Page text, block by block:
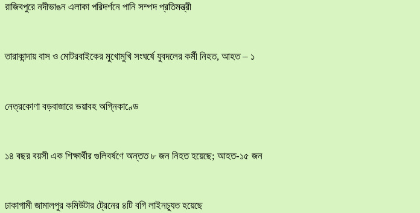
রাজিবপুরে নদীভাঙন এলাকা পরিদর্শনে পানি সম্পদ প্রতিমন্ত্রী
তারাকান্দায় বাস ও মোটরবাইকের মুখোমুখি সংঘর্ষে যুবদলের কর্মী নিহত, আহত – ১
নেত্রকোণা বড়বাজারে ভয়াবহ অগ্নিকাণ্ডে
১৪ বছর বয়সী এক শিক্ষার্থীর গুলিবর্ষণে অন্তত ৮ জন নিহত হয়েছে; আহত-১৫ জন
ঢাকাগামী জামালপুর কমিউটার ট্রেনের ৪টি বগি লাইনচ্যুত হয়েছে